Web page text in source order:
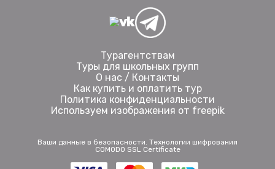
Турагентствам
Туры для школьных групп
О нас / Контакты
Как купить и оплатить тур
Политика конфиденциальности
Используем изображения от freepik
Ваши данные в безопасности. Технологии шифрования
COMODO SSL Certificate